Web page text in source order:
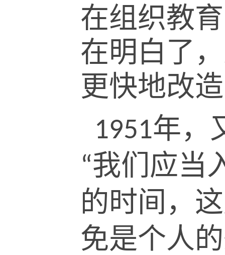
在组织教
在明白了
更快地改
1951年，
“我们应当
的时间，
免是个人